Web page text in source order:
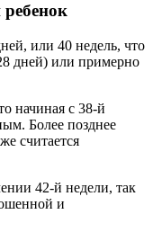
или 40 недель, что
дней) или примерно
начиная с 38-й
Более позднее
считается
42-й недели, так
и